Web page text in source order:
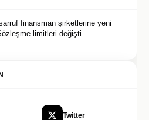
finansman şirketlerine yeni
limitleri değişti
Twitter